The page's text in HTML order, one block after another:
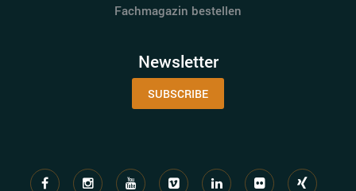
Fachmagazin bestellen
Newsletter
SUBSCRIBE